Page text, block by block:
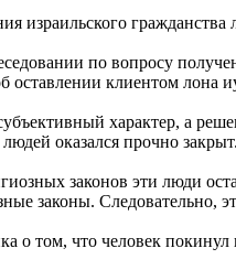
израильского
по вопросу
оставлении клиентом лона
характер, а
оказался прочно закрыт.
законов эти люди
законы. Следовательно,
о том, что человек